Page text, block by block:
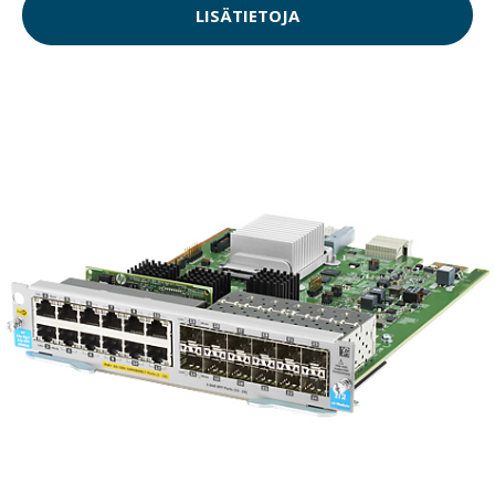
LISÄTIETOJA